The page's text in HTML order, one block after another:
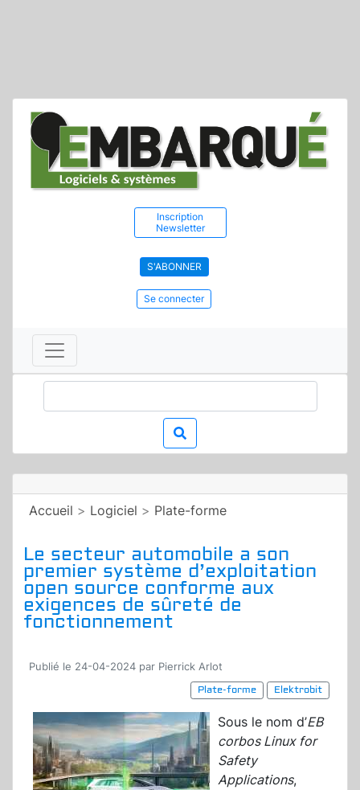
Inscription
Newsletter
S'ABONNER
Se connecter
Accueil > Logiciel > Plate-forme
Le secteur automobile a son
premier système d’exploitation
open source conforme aux
exigences de sûreté de
fonctionnement
Publié le 24-04-2024 par Pierrick Arlot
Plate-forme
Elektrobit
Sous le nom d’EB
corbos Linux for
Safety
Applications,